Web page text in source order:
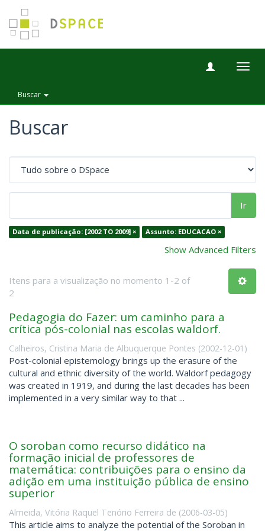
Buscar
Buscar
Ir
Data de publicação: [2002 TO 2009] × Assunto: EDUCACAO ×
Show Advanced Filters
Itens para a visualização no momento 1-2 of
2
Pedagogia do Fazer: um caminho para a
crítica pós-colonial nas escolas waldorf.
Calheiros, Cristina Maria de Albuquerque Pontes (2002-12-01 )
Post-colonial epistemology brings up the erasure of the
cultural and ethnic diversity of the world. Waldorf pedagogy
was created in 1919, and during the last decades has been
implemented in a very similar way to that ...
O soroban como recurso didático na
formação inicial de professores de
matemática: contribuições para o ensino da
adição em uma instituição pública de ensino
superior
Almeida, Vitória Raquel Tenório Ferreira de (2006-03-05)
This article aims to analyze the potential of the Soroban in